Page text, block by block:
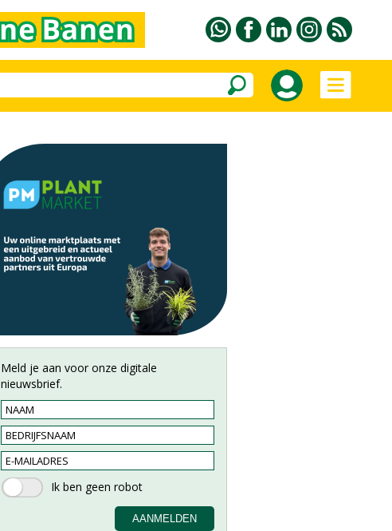
Meld je aan voor onze digitale
nieuwsbrief.